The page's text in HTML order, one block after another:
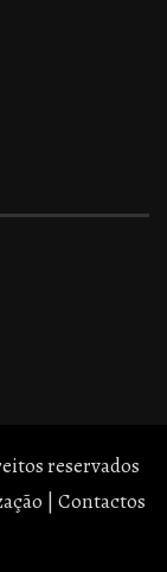
reservados
| Contactos